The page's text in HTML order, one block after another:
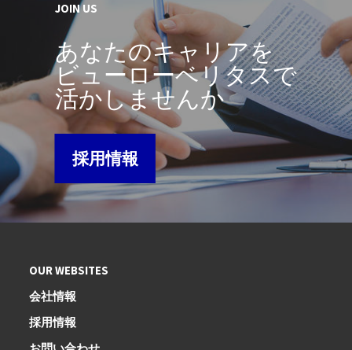
JOIN US
あなたのキャリアを
ビューローベリタスで
活かしませんか
採用情報
OUR WEBSITES
会社情報
採用情報